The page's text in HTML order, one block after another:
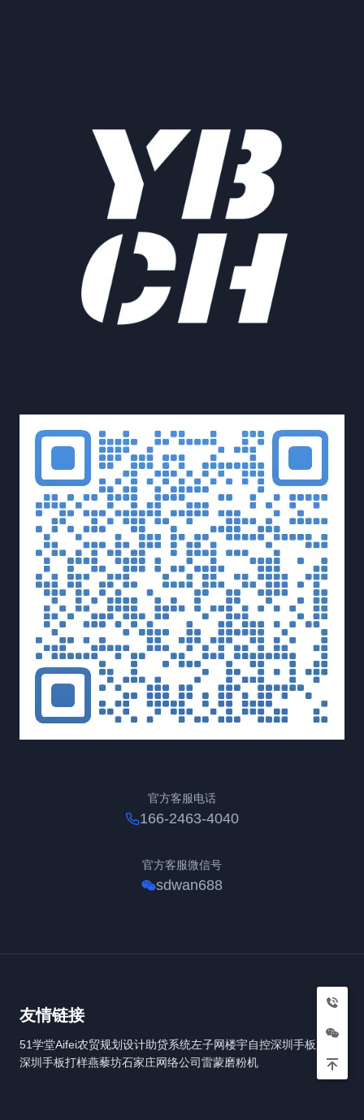
官方客服电话
166-2463-4040
官方客服微信号
sdwan688
友情链接
51学堂Aifei农贸规划设计助贷系统左子网楼宇自控深圳手板厂
深圳手板打样燕藜坊石家庄网络公司雷蒙磨粉机